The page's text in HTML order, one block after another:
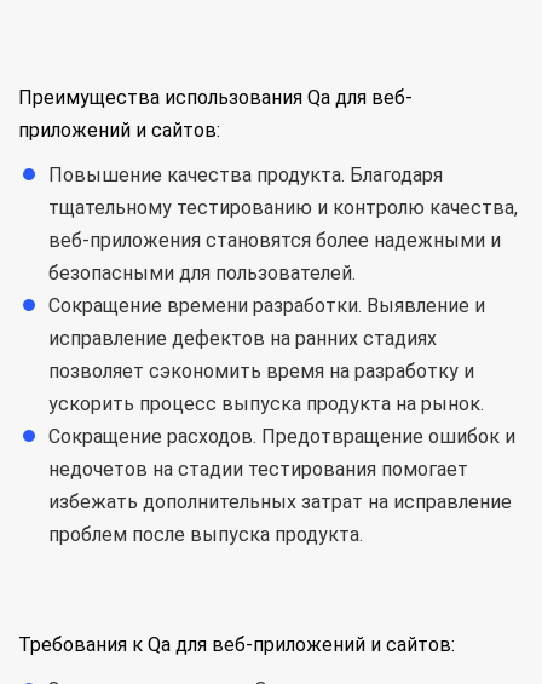
Преимущества использования Qa для веб-
приложений и сайтов:
Повышение качества продукта. Благодаря
тщательному тестированию и контролю качества,
веб-приложения становятся более надежными и
безопасными для пользователей.
Сокращение времени разработки. Выявление и
исправление дефектов на ранних стадиях
позволяет сэкономить время на разработку и
ускорить процесс выпуска продукта на рынок.
Сокращение расходов. Предотвращение ошибок и
недочетов на стадии тестирования помогает
избежать дополнительных затрат на исправление
проблем после выпуска продукта.
Требования к Qa для веб-приложений и сайтов: